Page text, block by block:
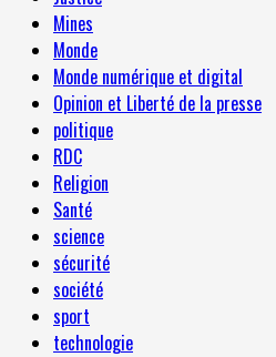
Mines
Monde
Monde numérique et digital
Opinion et Liberté de la presse
politique
RDC
Religion
Santé
science
sécurité
société
sport
technologie